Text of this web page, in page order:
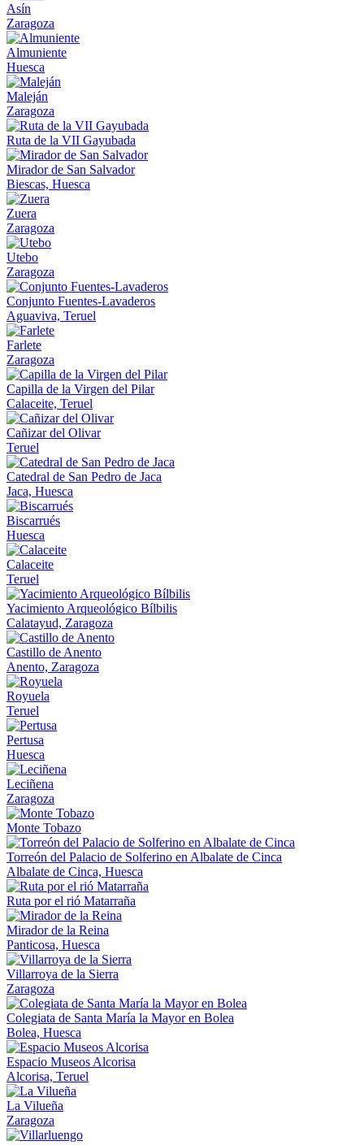
Asín
Zaragoza
Almuniente
Huesca
Maleján
Zaragoza
Ruta de la VII Gayubada
Mirador de San Salvador
Biescas, Huesca
Zuera
Zaragoza
Utebo
Zaragoza
Conjunto Fuentes-Lavaderos
Aguaviva, Teruel
Farlete
Zaragoza
Capilla de la Virgen del Pilar
Calaceite, Teruel
Cañizar del Olivar
Teruel
Catedral de San Pedro de Jaca
Jaca, Huesca
Biscarrués
Huesca
Calaceite
Teruel
Yacimiento Arqueológico Bílbilis
Calatayud, Zaragoza
Castillo de Anento
Anento, Zaragoza
Royuela
Teruel
Pertusa
Huesca
Leciñena
Zaragoza
Monte Tobazo
Torreón del Palacio de Solferino en Albalate de Cinca
Albalate de Cinca, Huesca
Ruta por el rió Matarraña
Mirador de la Reina
Panticosa, Huesca
Villarroya de la Sierra
Zaragoza
Colegiata de Santa María la Mayor en Bolea
Bolea, Huesca
Espacio Museos Alcorisa
Alcorisa, Teruel
La Vilueña
Zaragoza